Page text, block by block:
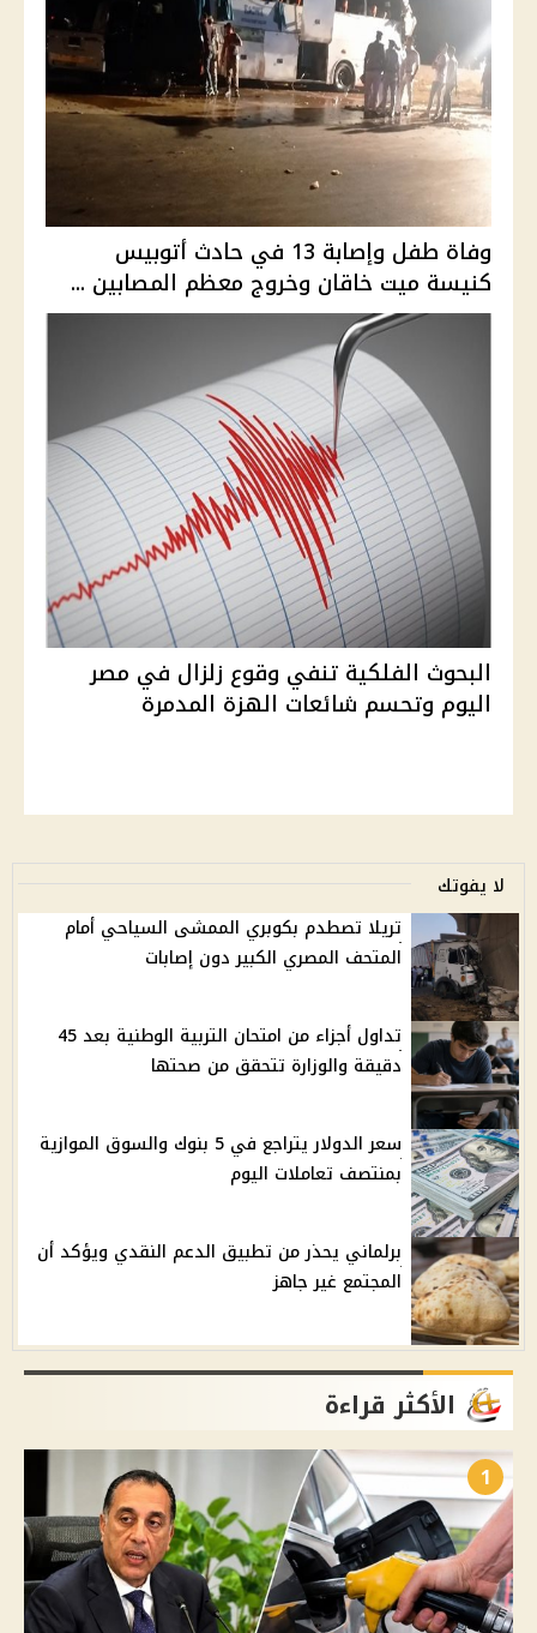
وفاة طفل وإصابة 13 في حادث أتوبيس
كنيسة ميت خاقان وخروج معظم المصابين ...
البحوث الفلكية تنفي وقوع زلزال في مصر
اليوم وتحسم شائعات الهزة المدمرة
لا يفوتك
تريلا تصطدم بكوبري الممشى السياحي أمام
المتحف المصري الكبير دون إصابات
تداول أجزاء من امتحان التربية الوطنية بعد 45
دقيقة والوزارة تتحقق من صحتها
سعر الدولار يتراجع في 5 بنوك والسوق الموازية
بمنتصف تعاملات اليوم
برلماني يحذر من تطبيق الدعم النقدي ويؤكد أن
المجتمع غير جاهز
الأكثر قراءة
1